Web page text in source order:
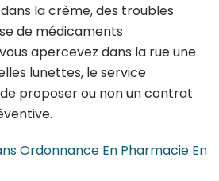
dans la crème, des troubles
de médicaments
apercevez dans la rue une
lunettes, le service
proposer ou non un contrat
Ordonnance En Pharmacie En